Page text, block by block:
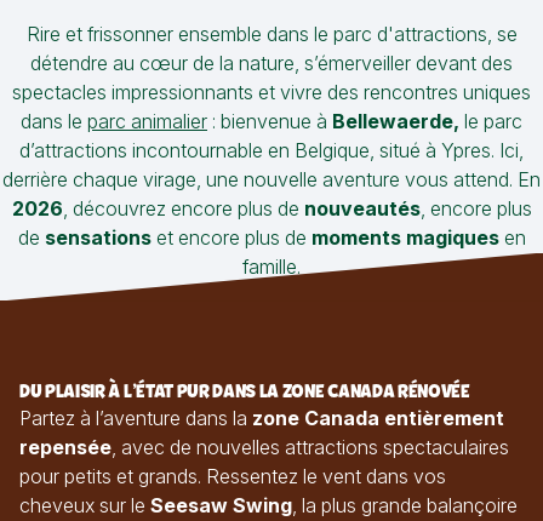
Rire et frissonner ensemble dans le parc d'attractions, se
détendre au cœur de la nature, s’émerveiller devant des
spectacles impressionnants et vivre des rencontres uniques
dans le parc animalier : bienvenue à Bellewaerde, le parc
d’attractions incontournable en Belgique, situé à Ypres. Ici,
derrière chaque virage, une nouvelle aventure vous attend. En
2026, découvrez encore plus de nouveautés, encore plus
de sensations et encore plus de moments magiquesen
famille.
DU PLAISIR À L’ÉTAT PUR DANS LA ZONE CANADA RÉNOVÉE
Partez à l’aventure dans la zone Canada entièrement
repensée, avec de nouvelles attractions spectaculaires
pour petits et grands. Ressentez le vent dans vos
cheveux sur le Seesaw Swing, la plus grande balançoire